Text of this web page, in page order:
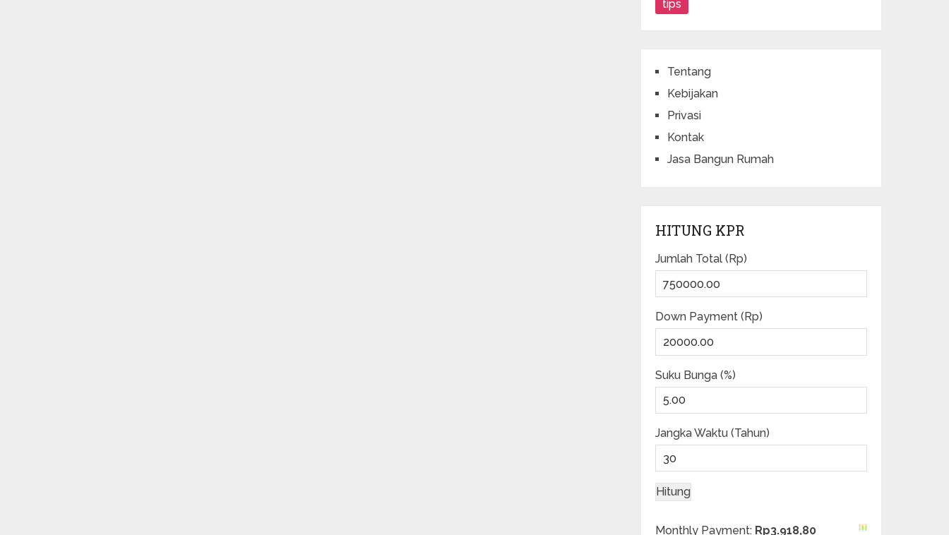
tips
Tentang
Kebijakan
Privasi
Kontak
Jasa Bangun Rumah
HITUNG KPR
Jumlah Total (Rp)
Down Payment (Rp)
Suku Bunga (%)
Jangka Waktu (Tahun)
Monthly Payment: Rp3.918,80